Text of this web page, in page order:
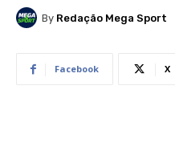
By Redação Mega Sport
Facebook X